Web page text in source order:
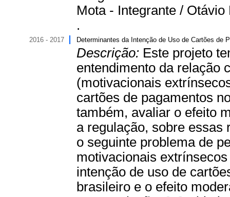
Mota - Integrante /
.
2016 - 2017 Determinantes da Intenção de Uso de Cartões de
Descrição: Este projeto
entendimento da relação
(motivacionais
cartões de pagamentos
também, avaliar o efeito
a regulação, sobre essas
o seguinte problema de
motivacionais
intenção de uso de
brasileiro e o efeito